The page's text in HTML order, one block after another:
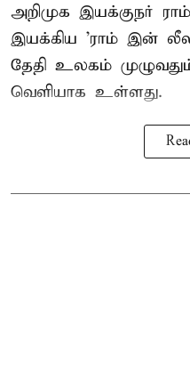
அறிமுக இயக்குநர்
இயக்கிய 'ராம் இன்
தேதி உலகம்
வெளியாக உள்ளது.